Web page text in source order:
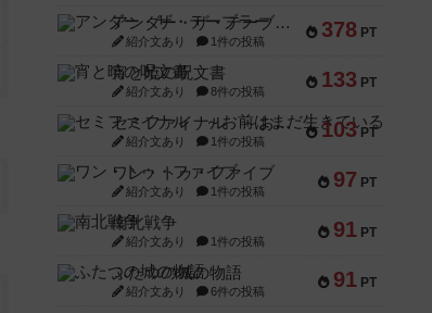
378 PT
アンダー・ザ・テーブラー
紹介文あり 1件の投稿
133 PT
宵と暁の呪文書
紹介文あり 8件の投稿
103 PT
セミファイナル ～お前はまだ生きている～
紹介文あり 1件の投稿
97 PT
ワン・トゥ・ファイブ
紹介文あり 1件の投稿
91 PT
南北戦争
紹介文あり 1件の投稿
91 PT
ふたつの城の物語
紹介文あり 6件の投稿